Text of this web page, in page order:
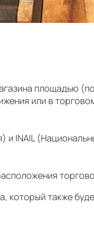
площадью
или в
INAIL
который также